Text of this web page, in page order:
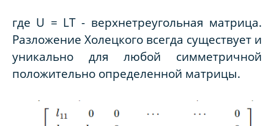
где U = LТ - верхнетреугольная матрица.
Разложение Холецкого всегда существует и
уникально для любой симметричной
положительно определенной матрицы.